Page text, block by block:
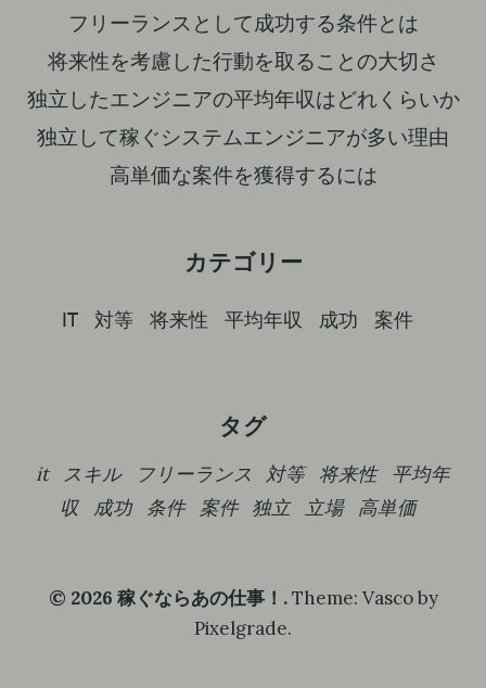
r
フリーランスとして成功する条件とは
将来性を考慮した行動を取ることの大切さ
独立したエンジニアの平均年収はどれくらいか
独立して稼ぐシステムエンジニアが多い理由
高単価な案件を獲得するには
カテゴリー
IT 対等 将来性 平均年収 成功 案件
タグ
it スキル フリーランス 対等 将来性
平均年
収
成功 条件 案件 独立 立場 高単価
© 2026 稼ぐならあの仕事！.Theme: Vasco by
Pixelgrade.